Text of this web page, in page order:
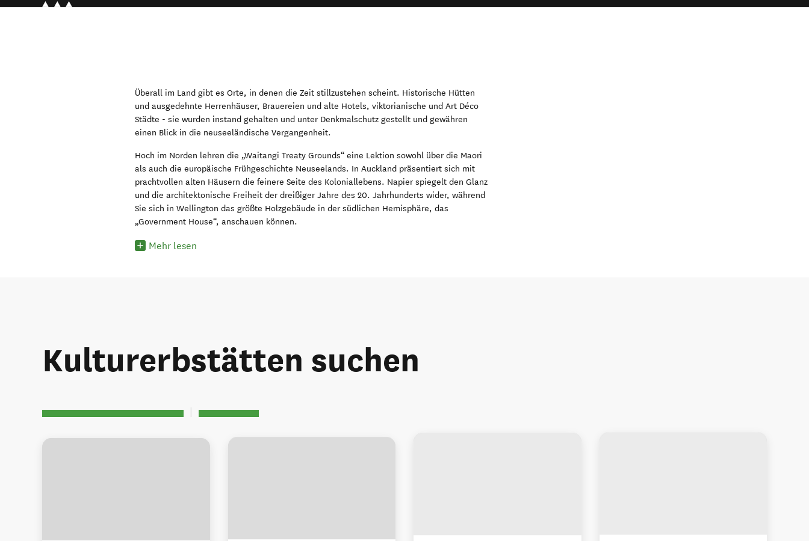
Überall im Land gibt es Orte, in denen die Zeit stillzustehen scheint. Historische Hütten
und ausgedehnte Herrenhäuser, Brauereien und alte Hotels, viktorianische und Art Déco
Städte - sie wurden instand gehalten und unter Denkmalschutz gestellt und gewähren
einen Blick in die neuseeländische Vergangenheit.
Hoch im Norden lehren die „Waitangi Treaty Grounds“ eine Lektion sowohl über die Maori
als auch die europäische Frühgeschichte Neuseelands. In Auckland präsentiert sich mit
prachtvollen alten Häusern die feinere Seite des Koloniallebens. Napier spiegelt den Glanz
und die architektonische Freiheit der dreißiger Jahre des 20. Jahrhunderts wider, während
Sie sich in Wellington das größte Holzgebäude in der südlichen Hemisphäre, das
„Government House“, anschauen können.
Mehr lesen
Kulturerbstätten suchen